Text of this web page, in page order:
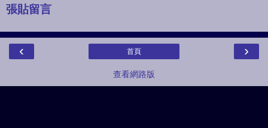
張貼留言
‹ ›
首頁
查看網路版